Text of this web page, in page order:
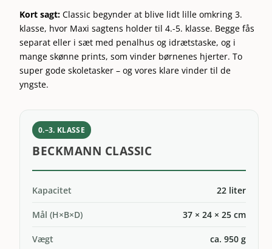
Kort sagt: Classic begynder at blive lidt lille omkring 3.
klasse, hvor Maxi sagtens holder til 4.-5. klasse. Begge fås
separat eller i sæt med penalhus og idrætstaske, og i
mange skønne prints, som vinder børnenes hjerter. To
super gode skoletasker – og vores klare vinder til de
yngste.
0.–3. KLASSE
BECKMANN CLASSIC
Kapacitet 22 liter
Mål (H×B×D) 37 × 24 × 25 cm
Vægt ca. 950 g